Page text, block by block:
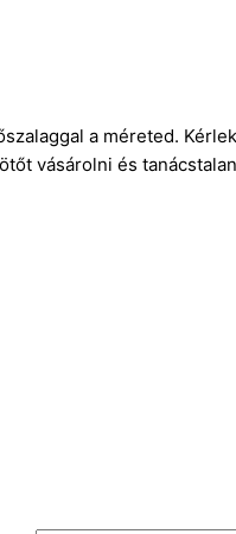
a méreted.
vásárolni és